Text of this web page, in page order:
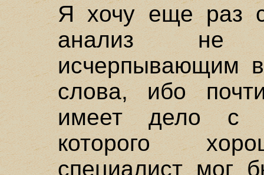
Я хочу еще раз
анализ не
исчерпывающим
слова, ибо
имеет дело с
которого
специалист мог